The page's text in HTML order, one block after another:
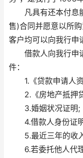
凡具有还本付息
售)合同并愿意以所
客户均可以向我行申
借款人向我行申
件：
1.《贷款申请人
2.《房地产抵押
3.婚姻状况证明;
4.借款人身份证
5.最近三年的收
6.若委托他人代